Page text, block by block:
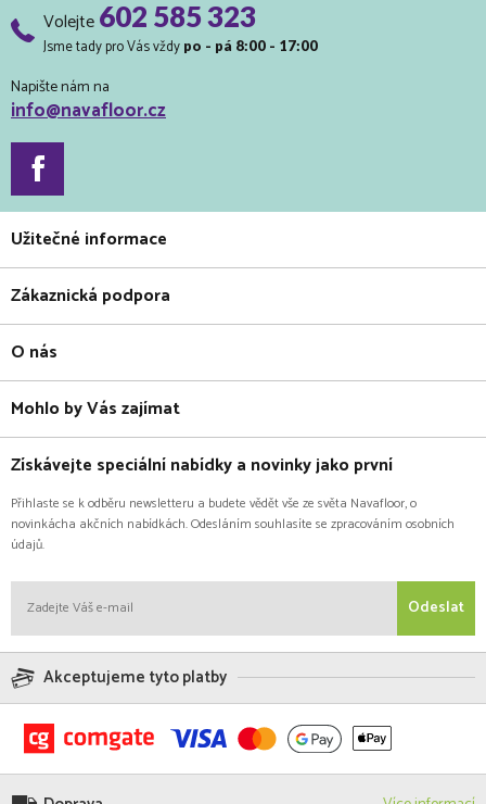
Volejte602 585 323
Jsme tady pro Vás vždy po - pá 8:00 - 17:00
Napište nám na
info@navafloor.cz
Užitečné informace
Zákaznická podpora
O nás
Mohlo by Vás zajímat
Získávejte speciální nabídky a novinky jako první
Přihlaste se k odběru newsletteru a budete vědět vše ze světa Navafloor, o
novinkácha akčních nabídkách. Odesláním souhlasíte se zpracováním osobních
údajů.
Odeslat
Akceptujeme tyto platby